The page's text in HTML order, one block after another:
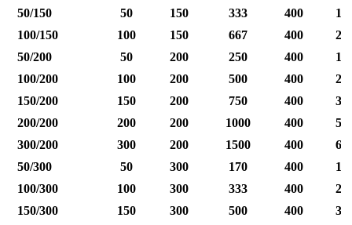
50/150
50 150 333 400
100/150
100 150 667 400
50/200
50 200 250 400
100/200
100 200 500 400
150/200
150 200 750 400
200/200
200 200 1000 400
300/200
300 200 1500 400
50/300
50 300 170 400
100/300
100 300 333 400
150/300
150 300 500 400